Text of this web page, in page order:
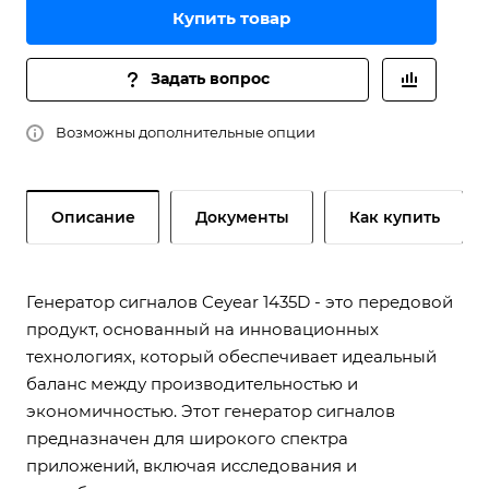
Купить товар
Задать вопрос
Возможны дополнительные опции
Описание Документы Как купить
Генератор сигналов Ceyear 1435D - это передовой
продукт, основанный на инновационных
технологиях, который обеспечивает идеальный
баланс между производительностью и
экономичностью. Этот генератор сигналов
предназначен для широкого спектра
приложений, включая исследования и